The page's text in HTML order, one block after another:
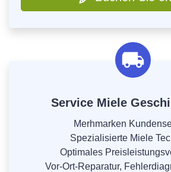
Service Miele
Merhmarken
Spezialisierte Miele
Optimales
Vor-Ort-Reparatur,